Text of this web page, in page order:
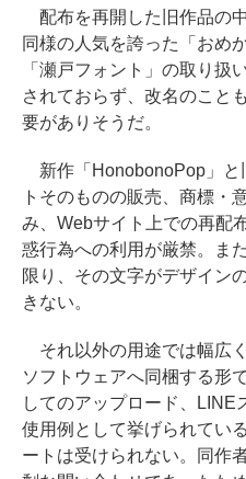
配布を再開した旧作品の
同様の人気を誇った「おめ
「瀬戸フォント」の取り扱
されておらず、改名のこと
要がありそうだ。
新作「HonobonoPop」と
トそのものの販売、商標・
み、Webサイト上での再配
惑行為への利用が厳禁。ま
限り、その文字がデザイン
きない。
それ以外の用途では幅広
ソフトウェアへ同梱する形
してのアップロード、LINE
使用例として挙げられてい
ートは受けられない。同作